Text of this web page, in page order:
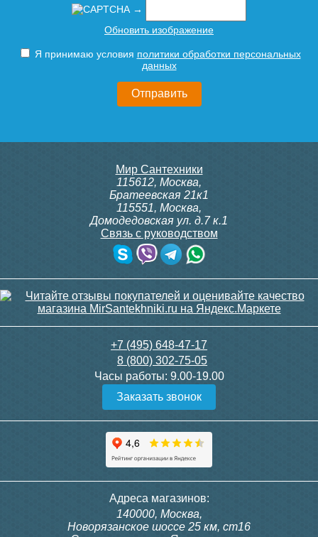
→
Обновить изображение
Я принимаю условия политики обработки персональных
данных
Мир Сантехники
115612, Москва,
Братеевская 21к1
115551, Москва,
Домодедовская ул. д.7 к.1
Связь с руководством
+7 (495) 648-47-17
8 (800) 302-75-05
Часы работы: 9.00-19.00
Заказать звонок
Адреса магазинов:
140000, Москва,
Новорязанское шоссе 25 км, ст16